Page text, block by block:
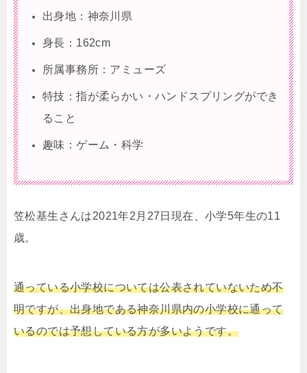
出身地：神奈川県
身長：162cm
所属事務所：アミューズ
特技：指が柔らかい・ハンドスプリングができ
ること
趣味：ゲーム・科学
笠松基生さんは2021年2月27日現在、小学5年生の11
歳。
通っている小学校については公表されていないため不
明ですが、出身地である神奈川県内の小学校に通って
いるのでは予想している方が多いようです。